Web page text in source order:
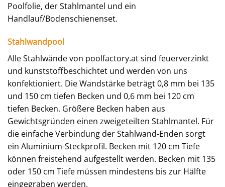
Poolfolie, der Stahlmantel und ein
Handlauf/Bodenschienenset.
Stahlwandpool
Alle Stahlwände von poolfactory.at sind feuerverzinkt
und kunststoffbeschichtet und werden von uns
konfektioniert. Die Wandstärke beträgt 0,8 mm bei 135
und 150 cm tiefen Becken und 0,6 mm bei 120 cm
tiefen Becken. Größere Becken haben aus
Gewichtsgründen einen zweigeteilten Stahlmantel. Für
die einfache Verbindung der Stahlwand-Enden sorgt
ein Aluminium-Steckprofil. Becken mit 120 cm Tiefe
können freistehend aufgestellt werden. Becken mit 135
oder 150 cm Tiefe müssen mindestens bis zur Hälfte
eingegraben werden.